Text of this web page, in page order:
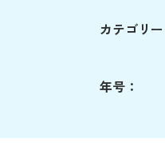
カテゴリー
年号：